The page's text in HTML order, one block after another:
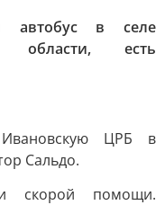
автобус в селе
области, есть
ЦРБ в
Сальдо.
скорой помощи.